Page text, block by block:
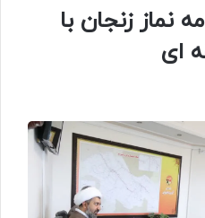
نماز زنجان با
ای